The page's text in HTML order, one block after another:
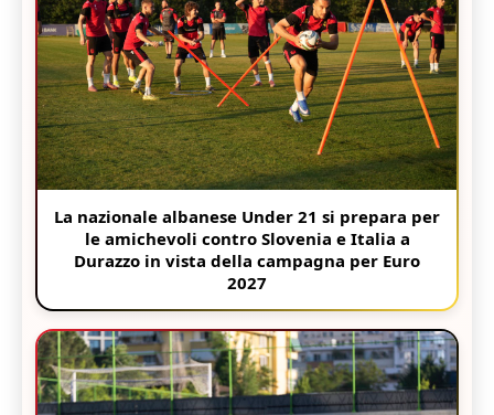
La nazionale albanese Under 21 si prepara per
le amichevoli contro Slovenia e Italia a
Durazzo in vista della campagna per Euro
2027